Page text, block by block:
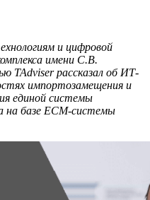
и цифровой
имени С.В.
TAdviser рассказал об ИТ-
импортозамещения и
единой системы
на базе ECM-системы